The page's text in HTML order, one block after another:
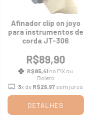
Afinador clip on joyo
para instrumentos de
corda JT-306
R$89,90
R$85,41no PIX ou
Boleto
3x de R$29,97sem juros
DETALHES